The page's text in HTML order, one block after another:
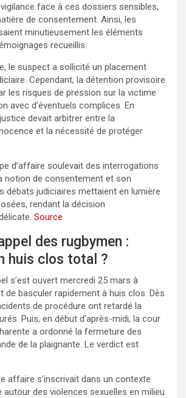
face à ces dossiers sensibles,
de consentement. Ainsi, les
minutieusement les éléments
recueillis.
le suspect a sollicité un placement
Cependant, la détention provisoire
les risques de pression sur la victime
avec d’éventuels complices. En
devait arbitrer entre la
et la nécessité de protéger
d’affaire soulevait des interrogations
notion de consentement et son
débats judiciaires mettaient en lumière
rendant la décision
Source
des rugbymen :
huis clos total ?
s’est ouvert mercredi 25 mars à
de basculer rapidement à huis clos. Dès
de procédure ont retardé la
Puis, en début d’après-midi, la cour
a ordonné la fermeture des
de la plaignante. Le verdict est
affaire s’inscrivait dans un contexte
autour des violences sexuelles en milieu